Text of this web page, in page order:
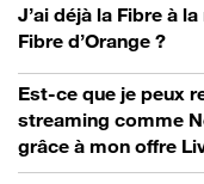
J’ai déjà la Fibre à
Fibre d’Orange ?
Est-ce que je peux
streaming comme
grâce à mon offre